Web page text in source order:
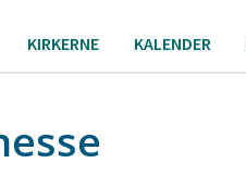
KIRKERNE KALENDER